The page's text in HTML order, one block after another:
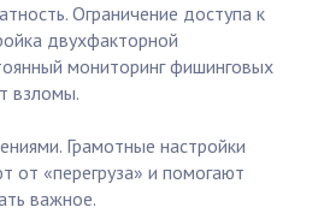
Ограничение доступа к
двухфакторной
мониторинг фишинговых
взломы.
Грамотные настройки
«перегруза» и помогают
важное.